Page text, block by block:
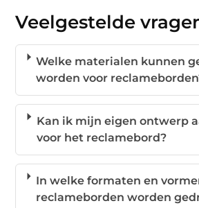
Veelgestelde
Welke materialen kunnen
worden voor
Kan ik mijn eigen ontwerp
voor het reclamebord?
In welke formaten en
reclameborden worden